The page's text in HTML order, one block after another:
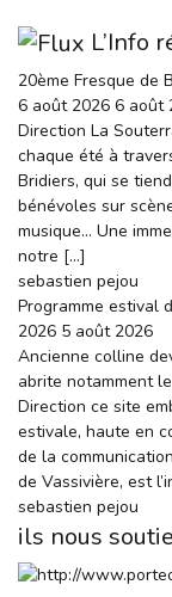
L’Info
20ème Fresque de
6 août 2026 6 août
Direction La
chaque été à
Bridiers, qui se
bénévoles sur
musique… Une
notre […]
sebastien pejou
Programme estival
2026 5 août 2026
Ancienne colline
abrite notamment
Direction ce site
estivale, haute en
de la
de Vassivière, est
sebastien pejou
ils nous